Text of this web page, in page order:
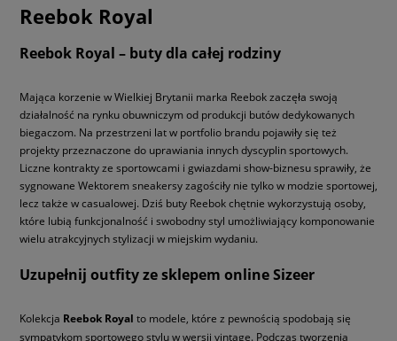
Reebok Royal
Reebok Royal – buty dla całej rodziny
Mająca korzenie w Wielkiej Brytanii marka Reebok zaczęła swoją
działalność na rynku obuwniczym od produkcji butów dedykowanych
biegaczom. Na przestrzeni lat w portfolio brandu pojawiły się też
projekty przeznaczone do uprawiania innych dyscyplin sportowych.
Liczne kontrakty ze sportowcami i gwiazdami show-biznesu sprawiły, że
sygnowane Wektorem sneakersy zagościły nie tylko w modzie sportowej,
lecz także w casualowej. Dziś buty Reebok chętnie wykorzystują osoby,
które lubią funkcjonalność i swobodny styl umożliwiający komponowanie
wielu atrakcyjnych stylizacji w miejskim wydaniu.
Uzupełnij outfity ze sklepem online Sizeer
Kolekcja Reebok Royal to modele, które z pewnością spodobają się
sympatykom sportowego stylu w wersji vintage. Podczas tworzenia